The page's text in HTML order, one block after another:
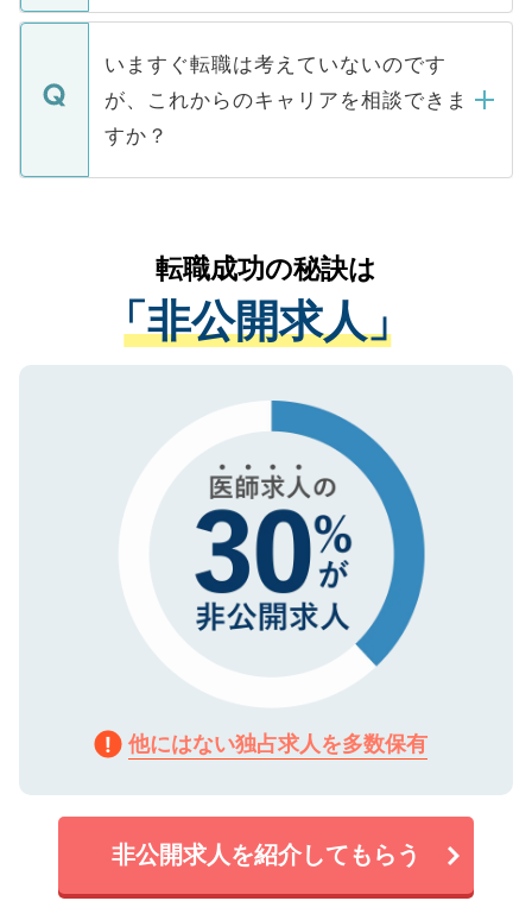
関を公にしてしまうと、応募が殺到する場
に、医療機関が求める条件に合った人材の
みを人材紹介会社に依頼するケースが増え
ています。
定を承諾する必要はありません。内定先へ
の辞退の連絡はキャリアパートナーが行い
個人情報が漏えいすることはありませんの
で、ご安心ください。当サイトからの登録
などで収集したご登録者様の個人情報は、
ご本人のキャリアアップおよび転職活動の
支援を目的に使用いたします。お預かりし
ているすべての個人データはご本人の許可
は、個人情報の取り扱いについての厳密な
管理基準を満たした事業者のみに付与され
る、プライバシーマークを取得済みです。
で、機密保持に関してもご安心ください。
いますぐ転職は考えていないのです
が、これからのキャリアを相談できま
すか？
かがいして、現在の医療機関の状況や紹介
経験をまじえながら、適切なアドバイスを
させていただきます。すぐにご転職をされ
ない方には、長期的なサポートが可能です
ので、まずはご登録ください。
転職成功の秘訣は
「非公開求人」
他にはない独占求人を多数保有
非公開求人を紹介してもらう